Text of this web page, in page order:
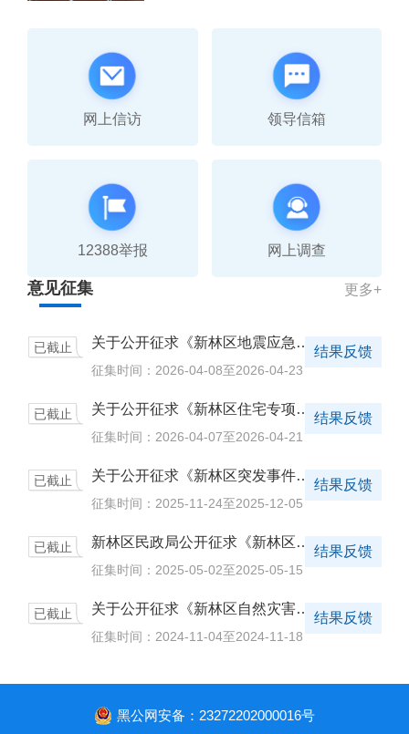
网上信访 领导信箱
12388举报 网上调查
意见征集 更多+
已截止
已截止 关于公开征求《新林区地震应急预案（征求意见稿）》意见的公告
征集时间：2026-04-08至2026-04-23
结果反馈
已截止
已截止 关于公开征求《新林区住宅专项维修资金管理实施细则（暂行）》（征求意见稿）意见的公告
征集时间：2026-04-07至2026-04-21
结果反馈
已截止
已截止 关于公开征求《新林区突发事件总体应急预案（征求意见稿）》意见的公告
征集时间：2025-11-24至2025-12-05
结果反馈
已截止
已截止 新林区民政局公开征求《新林区节地生态树葬奖补实施办法（征求意见稿）》 意见的公告
征集时间：2025-05-02至2025-05-15
结果反馈
已截止
已截止 关于公开征求《新林区自然灾害救助应急预案（征求意见稿）》 意见的公告
征集时间：2024-11-04至2024-11-18
结果反馈
黑公网安备：23272202000016号